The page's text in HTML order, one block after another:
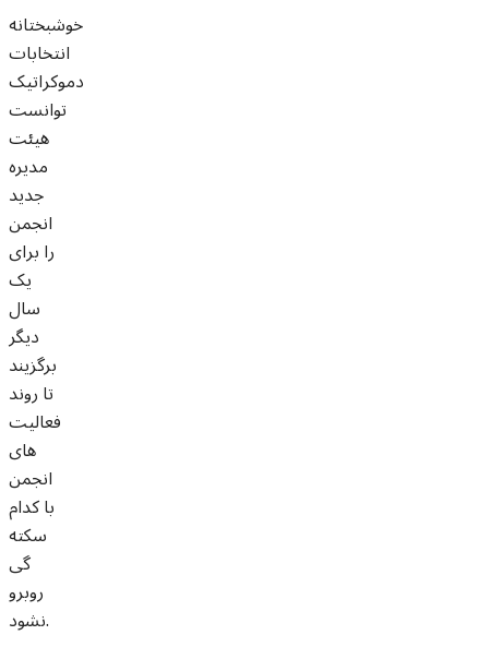
خوشبختانه
انتخابات
دموکراتیک
توانست
هیئت
مدیره
جدید
انجمن
را برای
یک
سال
دیگر
برگزیند
تا روند
فعالیت
های
انجمن
با کدام
سکته
گی
روبرو
نشود.